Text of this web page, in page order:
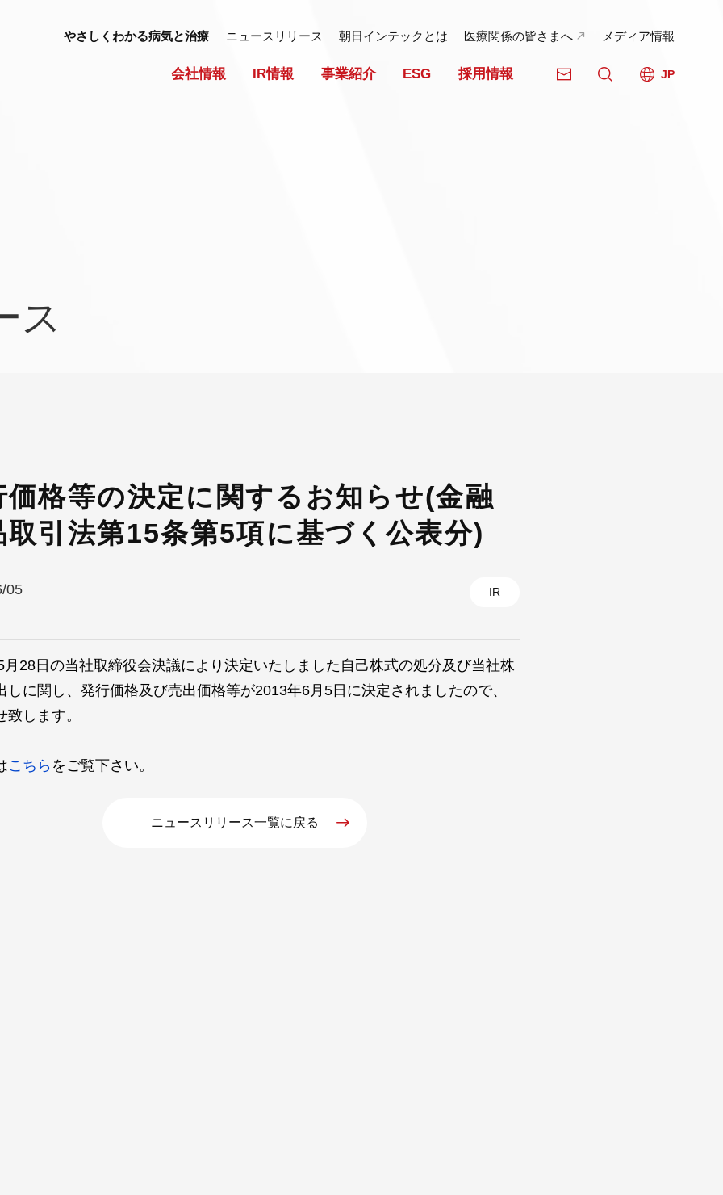
会社情報 IR情報 事業紹介 ESG 採用情報 JP
やさしくわかる病気と治療 ニュースリリース 朝日インテックとは 医療関係の皆さまへ メディア情報
ス
価格等の決定に関するお知らせ(金融
取引法第15条第5項に基づく公表分)
05 IR
月28日の当社取締役会決議により決定いたしました自己株式の処分及び当社株
しに関し、発行価格及び売出価格等が2013年6月5日に決定されましたので、
致します。
こちら をご覧下さい。
ニュースリリース一覧に戻る